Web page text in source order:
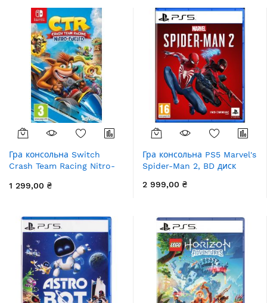
Гра консольна Switch
Crash Team Racing Nitro-
1 299,00 ₴
Гра консольна PS5 Marvel's
Spider-Man 2, BD диск
2 999,00 ₴